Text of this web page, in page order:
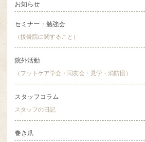
お知らせ
セミナー・勉強会
（接骨院に関すること）
院外活動
（フットケア学会・同友会・見学・消防団）
スタッフコラム
スタッフの日記
巻き爪